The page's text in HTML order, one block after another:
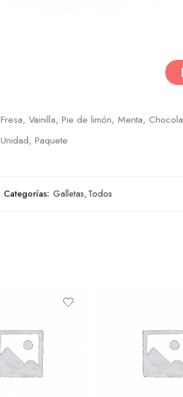
Fresa, Vainilla, Pie de limón, Menta,
Unidad, Paquete
Categorías: Galletas,Todos